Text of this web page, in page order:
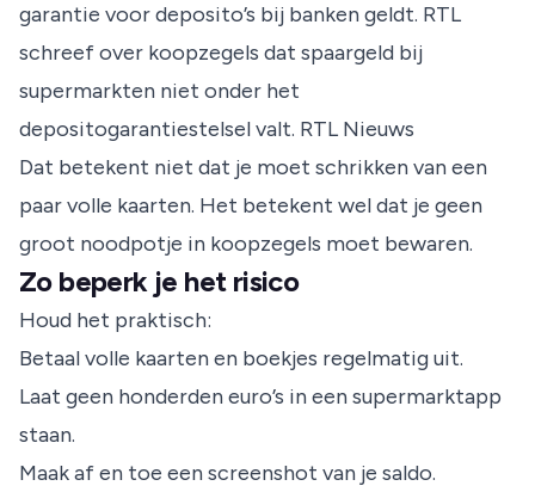
garantie voor deposito’s bij banken geldt. RTL
schreef over koopzegels dat spaargeld bij
supermarkten niet onder het
depositogarantiestelsel valt. RTL Nieuws
Dat betekent niet dat je moet schrikken van een
paar volle kaarten. Het betekent wel dat je geen
groot noodpotje in koopzegels moet bewaren.
Zo beperk je het risico
Houd het praktisch:
Betaal volle kaarten en boekjes regelmatig uit.
Laat geen honderden euro’s in een supermarktapp
staan.
Maak af en toe een screenshot van je saldo.